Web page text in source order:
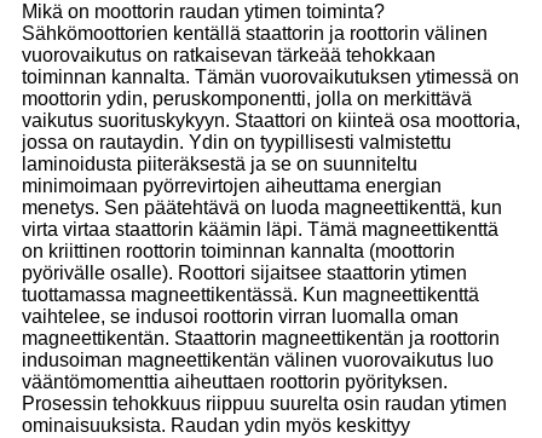
Mikä on moottorin raudan ytimen toiminta?
Sähkömoottorien kentällä staattorin ja roottorin välinen
vuorovaikutus on ratkaisevan tärkeää tehokkaan
toiminnan kannalta. Tämän vuorovaikutuksen ytimessä on
moottorin ydin, peruskomponentti, jolla on merkittävä
vaikutus suorituskykyyn. Staattori on kiinteä osa moottoria,
jossa on rautaydin. Ydin on tyypillisesti valmistettu
laminoidusta piiteräksestä ja se on suunniteltu
minimoimaan pyörrevirtojen aiheuttama energian
menetys. Sen päätehtävä on luoda magneettikenttä, kun
virta virtaa staattorin käämin läpi. Tämä magneettikenttä
on kriittinen roottorin toiminnan kannalta (moottorin
pyörivälle osalle). Roottori sijaitsee staattorin ytimen
tuottamassa magneettikentässä. Kun magneettikenttä
vaihtelee, se indusoi roottorin virran luomalla oman
magneettikentän. Staattorin magneettikentän ja roottorin
indusoiman magneettikentän välinen vuorovaikutus luo
vääntömomenttia aiheuttaen roottorin pyörityksen.
Prosessin tehokkuus riippuu suurelta osin raudan ytimen
ominaisuuksista. Raudan ydin myös keskittyy